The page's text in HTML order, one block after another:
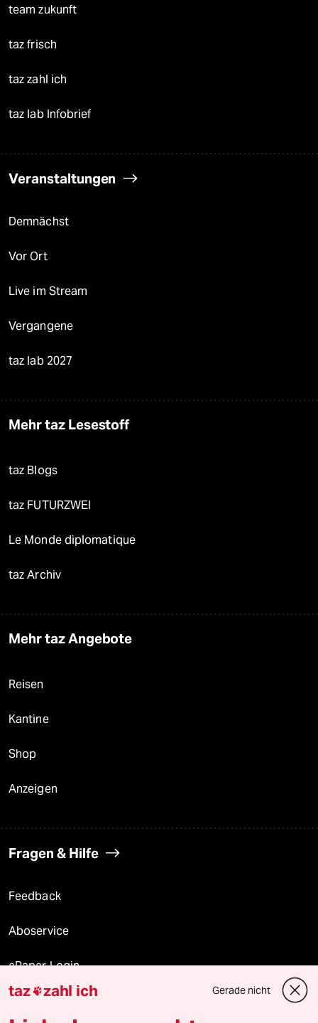
team zukunft
taz frisch
taz zahl ich
taz lab Infobrief
Veranstaltungen
Demnächst
Vor Ort
Live im Stream
Vergangene
taz lab 2027
Mehr taz Lesestoff
taz Blogs
taz FUTURZWEI
Le Monde diplomatique
taz Archiv
Mehr taz Angebote
Reisen
Kantine
Shop
Anzeigen
Fragen & Hilfe
Feedback
Aboservice
ePaper Login
Downloads für Abonnierende
taz zahl ich Gerade nicht